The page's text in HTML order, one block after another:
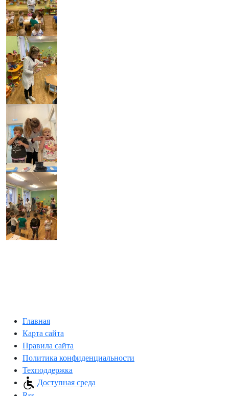
Главная
Карта сайта
Правила сайта
Политика конфиденциальности
Техподдержка
Доступная среда